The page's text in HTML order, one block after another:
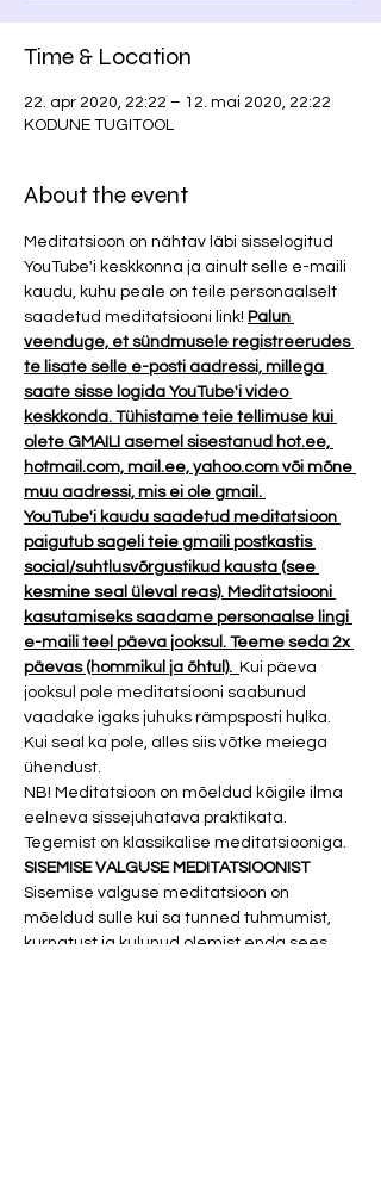
Time & Location
22. apr 2020, 22:22 – 12. mai 2020, 22:22
KODUNE TUGITOOL
About the event
Meditatsioon on nähtav läbi sisselogitud
YouTube'i keskkonna ja ainult selle e-maili
kaudu, kuhu peale on teile personaalselt
saadetud meditatsiooni link! Palun
veenduge, et sündmusele registreerudes
te lisate selle e-posti aadressi, millega
saate sisse logida YouTube'i video
keskkonda. Tühistame teie tellimuse kui
olete GMAILI asemel sisestanud hot.ee,
hotmail.com, mail.ee, yahoo.com või mõne
muu aadressi, mis ei ole gmail.
YouTube'i kaudu saadetud meditatsioon
paigutub sageli teie gmaili postkastis
social/suhtlusvõrgustikud kausta (see
kesmine seal üleval reas). Meditatsiooni
kasutamiseks saadame personaalse lingi
e-maili teel päeva jooksul. Teeme seda 2x
päevas (hommikul ja õhtul). Kui päeva
jooksul pole meditatsiooni saabunud
vaadake igaks juhuks rämpsposti hulka.
Kui seal ka pole, alles siis võtke meiega
ühendust.
NB! Meditatsioon on mõeldud kõigile ilma
eelneva sissejuhatava praktikata.
Tegemist on klassikalise meditatsiooniga.
SISEMISE VALGUSE MEDITATSIOONIST
Sisemise valguse meditatsioon on
mõeldud sulle kui sa tunned tuhmumist,
kurnatust ja kulunud olemist enda sees.